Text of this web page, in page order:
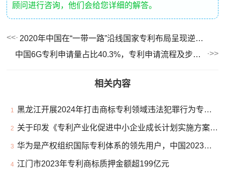
顾问进行咨询，他们会给您详细的解答。
2020年中国在“一带一路”沿线国家专利布局呈现逆势增长势头
中国6G专利申请量占比40.3%，专利申请流程及步骤有哪些？
相关内容
1 黑龙江开展2024年打击商标专利领域违法犯罪行为专项行动
2 关于印发《专利产业化促进中小企业成长计划实施方案》的通知
3 华为是产权组织国际专利体系的领先用户，中国2023年PCT申请量最大！
4 江门市2023年专利商标质押金额超199亿元